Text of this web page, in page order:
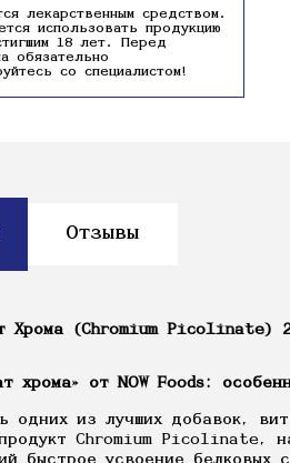
лекарственным средством.
использовать продукцию
18 лет. Перед
обязательно
со специалистом!
Отзывы
Хрома (Chromium Picolinate)
хрома» от NOW Foods:
одних из лучших добавок,
Chromium Picolinate,